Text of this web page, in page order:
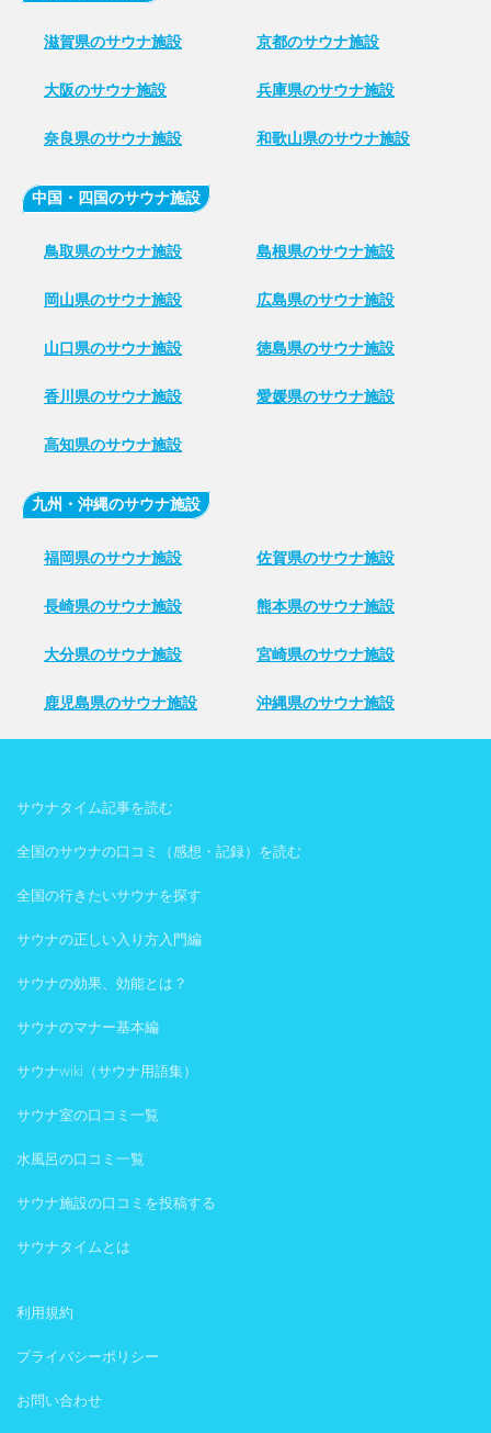
滋賀県のサウナ施設 京都のサウナ施設
大阪のサウナ施設 兵庫県のサウナ施設
奈良県のサウナ施設 和歌山県のサウナ施設
中国・四国のサウナ施設
鳥取県のサウナ施設 島根県のサウナ施設
岡山県のサウナ施設 広島県のサウナ施設
山口県のサウナ施設 徳島県のサウナ施設
香川県のサウナ施設 愛媛県のサウナ施設
高知県のサウナ施設
九州・沖縄のサウナ施設
福岡県のサウナ施設 佐賀県のサウナ施設
長崎県のサウナ施設 熊本県のサウナ施設
大分県のサウナ施設 宮崎県のサウナ施設
鹿児島県のサウナ施設 沖縄県のサウナ施設
サウナタイム記事を読む
全国のサウナの口コミ（感想・記録）を読む
全国の行きたいサウナを探す
サウナの正しい入り方入門編
サウナの効果、効能とは？
サウナのマナー基本編
サウナwiki（サウナ用語集）
サウナ室の口コミ一覧
水風呂の口コミ一覧
サウナ施設の口コミを投稿する
サウナタイムとは
利用規約
プライバシーポリシー
お問い合わせ